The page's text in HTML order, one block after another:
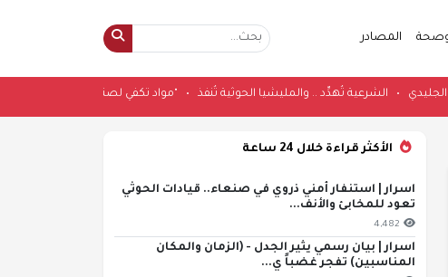
المصادر
بلوتو الجليدي•الشرعية تُهدِّد .. والمليشيا الحوثية تُنفذ•"مواد تكفي لصنع 10 قنابل".. إعلام عبري: خمسة أشهر من الحرب لم توقف البرنامج النووي الإيراني
الأكثر قراءة خلال 24 ساعة
اسرار | استنفار أمني ذروي في صنعاء.. قيادات الحوثي
تعود للمخابئ والأنف...
4,482
اسرار | بيان رسمي يثير الجدل - (الزمان والمكان
المناسبين) تفجر غضباً ي...